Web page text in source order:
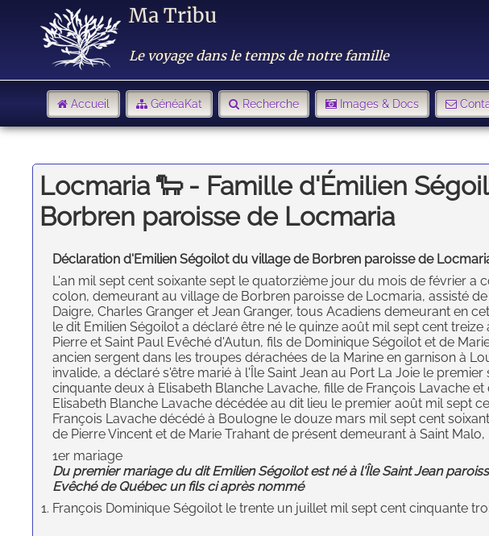
Ma Tribu
Le voyage dans le temps de notre famille
Accueil GénéaKat Recherche Images & Docs
Locmaria 🐑 - Famille d'Émilien
Borbren paroisse de Locmaria
Déclaration d'Emilien Ségoilot du village de Borbren paroisse de
L'an mil sept cent soixante sept le quatorzième jour du mois de février a
colon, demeurant au village de Borbren paroisse de Locmaria, assisté
Daigre, Charles Granger et Jean Granger, tous Acadiens demeurant en
le dit Emilien Ségoilot a déclaré être né le quinze août mil sept cent treize
Pierre et Saint Paul Evêché d'Autun, fils de Dominique Ségoilot et de
ancien sergent dans les troupes dérachées de la Marine en garnison à
invalide, a déclaré s'être marié à l'Île Saint Jean au Port La Joie le
cinquante deux à Elisabeth Blanche Lavache, fille de François Lavache et
Elisabeth Blanche Lavache décédée au dit lieu le premier août mil sept
François Lavache décédé à Boulogne le douze mars mil sept cent
de Pierre Vincent et de Marie Trahant de présent demeurant à Saint Malo,
1er mariage
Du premier mariage du dit Emilien Ségoilot est né à l'Île Saint Jean
Evêché de Québec un fils ci après nommé
François Dominique Ségoilot le trente un juillet mil sept cent cinquante